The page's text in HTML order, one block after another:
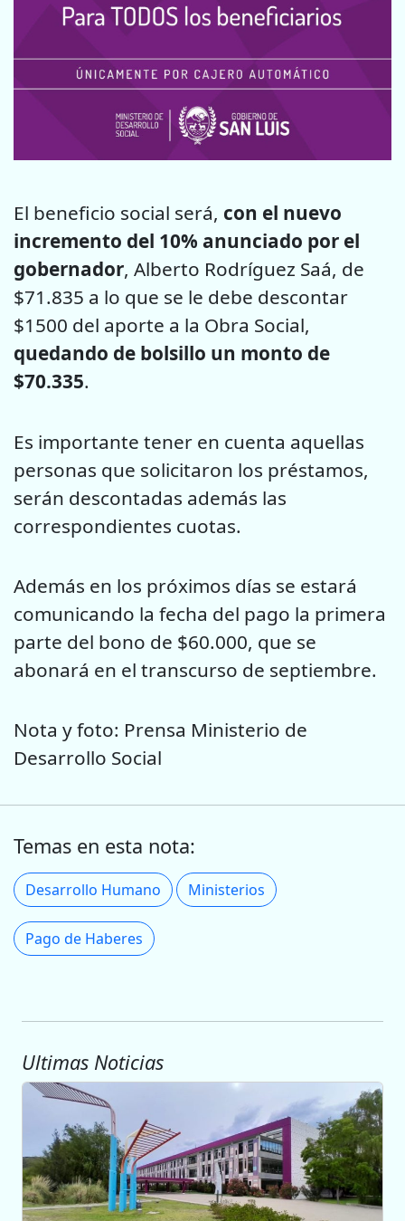
El beneficio social será, con el nuevo
incremento del 10% anunciado por el
gobernador, Alberto Rodríguez Saá, de
$71.835 a lo que se le debe descontar
$1500 del aporte a la Obra Social,
quedando de bolsillo un monto de
$70.335.
Es importante tener en cuenta aquellas
personas que solicitaron los préstamos,
serán descontadas además las
correspondientes cuotas.
Además en los próximos días se estará
comunicando la fecha del pago la primera
parte del bono de $60.000, que se
abonará en el transcurso de septiembre.
Nota y foto: Prensa Ministerio de
Desarrollo Social
Temas en esta nota:
Desarrollo Humano Ministerios
Pago de Haberes
Ultimas Noticias